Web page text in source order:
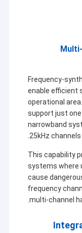
Frequency-
enable efficient
operational
support just
narrowband
25kHz
This capability
systems where
cause
frequency
multi-channel